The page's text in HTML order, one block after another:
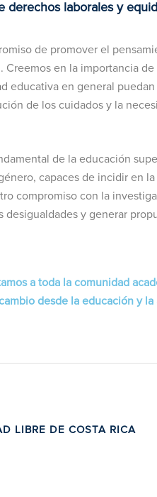
derechos laborales y
de promover el
Creemos en la importancia
educativa en general
de los cuidados y la
de la educación
capaces de incidir en
compromiso con la
desigualdades y generar
a toda la comunidad
desde la educación y la
LIBRE DE COSTA RICA